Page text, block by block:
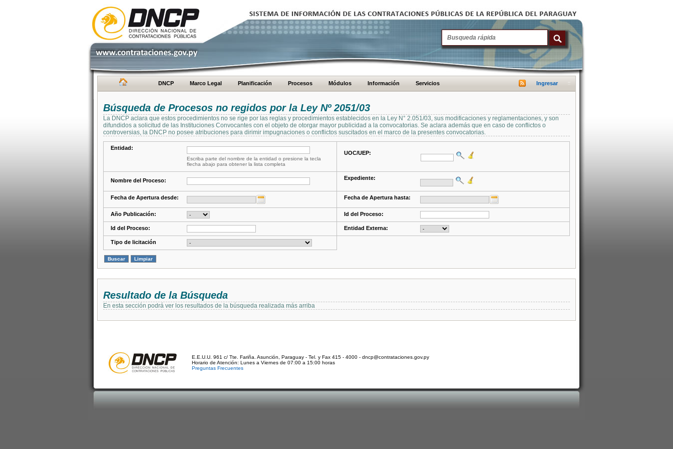
DNCP Marco Legal Planificación Procesos Módulos Información Servicios Ingresar
Búsqueda de Procesos no regidos por la Ley Nº 2051/03
La DNCP aclara que estos procedimientos no se rige por las reglas y procedimientos establecidos en la Ley N° 2.051/03, sus modificaciones y reglamentaciones, y son
difundidos a solicitud de las Instituciones Convocantes con el objeto de otorgar mayor publicidad a la convocatorias. Se aclara además que en caso de conflictos o
controversias, la DNCP no posee atribuciones para dirimir impugnaciones o conflictos suscitados en el marco de la presentes convocatorias.
Entidad:
Escriba parte del nombre de la entidad o presione la tecla
flecha abajo para obtener la lista completa
UOC/UEP:
Nombre del Proceso: Expediente:
Fecha de Apertura desde: Fecha de Apertura hasta:
Año Publicación: Id del Proceso:
Id del Proceso: Entidad Externa:
Tipo de licitación
Resultado de la Búsqueda
En esta sección podrá ver los resultados de la búsqueda realizada más arriba
E.E.U.U. 961 c/ Tte. Fariña. Asunción, Paraguay - Tel. y Fax 415 - 4000 - dncp@contrataciones.gov.py
Horario de Atención: Lunes a Viernes de 07:00 a 15:00 horas
Preguntas Frecuentes